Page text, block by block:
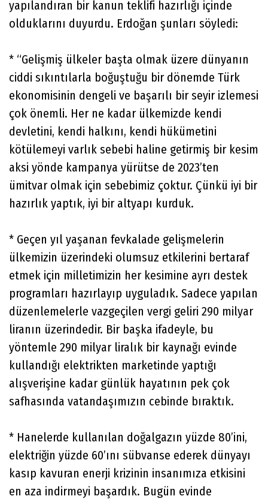
yapılandıran bir kanun teklifi hazırlığı içinde
olduklarını duyurdu. Erdoğan şunları söyledi:
* “Gelişmiş ülkeler başta olmak üzere dünyanın
ciddi sıkıntılarla boğuştuğu bir dönemde Türk
ekonomisinin dengeli ve başarılı bir seyir izlemesi
çok önemli. Her ne kadar ülkemizde kendi
devletini, kendi halkını, kendi hükümetini
kötülemeyi varlık sebebi haline getirmiş bir kesim
aksi yönde kampanya yürütse de 2023’ten
ümitvar olmak için sebebimiz çoktur. Çünkü iyi bir
hazırlık yaptık, iyi bir altyapı kurduk.
* Geçen yıl yaşanan fevkalade gelişmelerin
ülkemizin üzerindeki olumsuz etkilerini bertaraf
etmek için milletimizin her kesimine ayrı destek
programları hazırlayıp uyguladık. Sadece yapılan
düzenlemelerle vazgeçilen vergi geliri 290 milyar
liranın üzerindedir. Bir başka ifadeyle, bu
yöntemle 290 milyar liralık bir kaynağı evinde
kullandığı elektrikten marketinde yaptığı
alışverişine kadar günlük hayatının pek çok
safhasında vatandaşımızın cebinde bıraktık.
* Hanelerde kullanılan doğalgazın yüzde 80’ini,
elektriğin yüzde 60’ını sübvanse ederek dünyayı
kasıp kavuran enerji krizinin insanımıza etkisini
en aza indirmeyi başardık. Bugün evinde